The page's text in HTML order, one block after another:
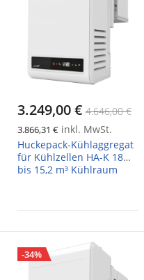
3.249,00 € 4.646,00 €
3.866,31 € inkl. MwSt.
Huckepack-Kühlaggregat
für Kühlzellen HA-K 18
bis 15,2 m³ Kühlraum
-34%